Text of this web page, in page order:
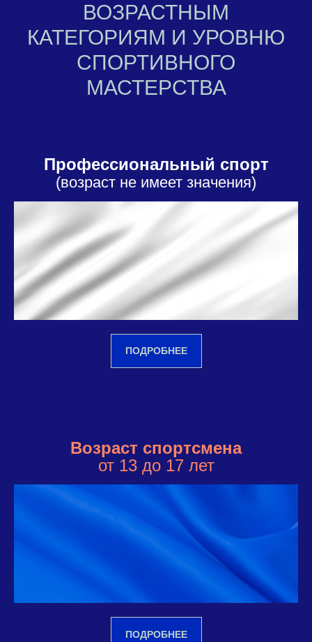
ВОЗРАСТНЫМ
КАТЕГОРИЯМ И УРОВНЮ
СПОРТИВНОГО
МАСТЕРСТВА
Профессиональный спорт
(возраст не имеет значения)
ПОДРОБНЕЕ
Возраст спортсмена
от 13 до 17 лет
ПОДРОБНЕЕ